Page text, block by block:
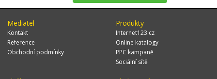
Mediatel
Kontakt
Reference
Obchodní podmínky
Produkty
Internet123.cz
Online katalogy
PPC kampaně
Sociální sítě